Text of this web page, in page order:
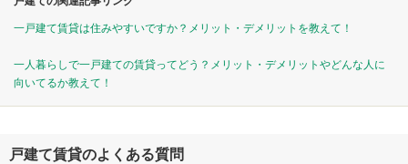
一戸建て賃貸は住みやすいですか？メリット・デメリットを教えて！
一人暮らしで一戸建ての賃貸ってどう？メリット・デメリットやどんな人に
向いてるか教えて！
戸建て賃貸のよくある質問